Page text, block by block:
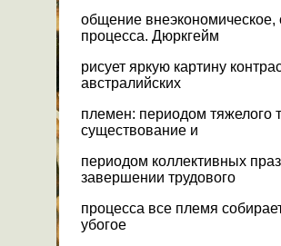
общение
процесса. Дюркгейм
рисует яркую картину
австралийских
племен: периодом тяжелого
существование и
периодом коллективных
завершении трудового
процесса все племя
убогое